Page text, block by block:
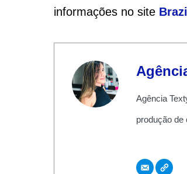
informações no site
Agência
produção de